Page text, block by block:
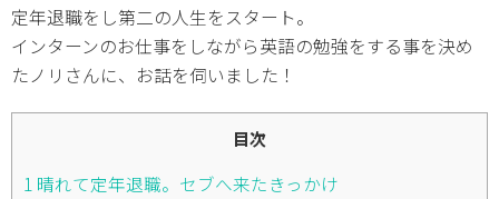
定年退職をし第二の人生をスタート。
インターンのお仕事をしながら英語の勉強をする事を決め
たノリさんに、お話を伺いました！
目次
1 晴れて定年退職。セブへ来たきっかけ